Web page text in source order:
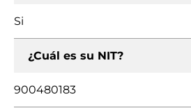
Si
¿Cuál es su NIT?
900480183